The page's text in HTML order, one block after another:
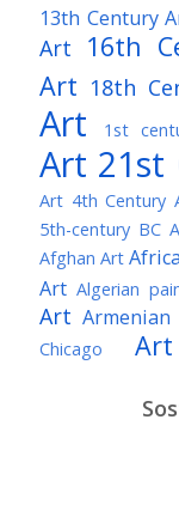
13th Century
Art
16th
Art 18th
Art
1st
Art 21st
Art 4th Century
5th-century BC
Afghan Art
Art Algerian
Art
Chicago